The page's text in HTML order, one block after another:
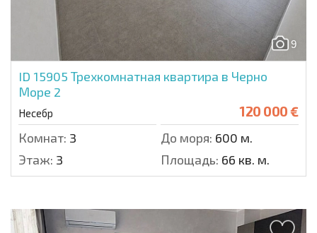
9
ID 15905 Трехкомнатная квартира в Черно
Море 2
Несебр 120 000 €
Комнат: 3 До моря: 600 м.
Этаж: 3 Площадь: 66 кв. м.